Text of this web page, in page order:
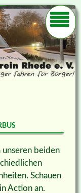
unseren beiden
Schauen
Action an.